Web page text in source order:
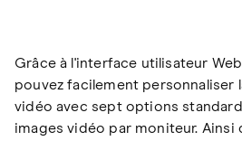
Grâce à l'interface utilisateur
pouvez facilement personnaliser
vidéo avec sept options
images vidéo par moniteur. Ainsi